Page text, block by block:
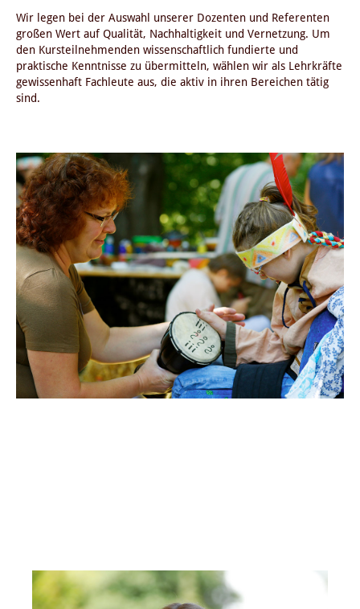
Wir legen bei der Auswahl unserer Dozenten und Referenten
großen Wert auf Qualität, Nachhaltigkeit und Vernetzung. Um
den Kursteilnehmenden wissenschaftlich fundierte und
praktische Kenntnisse zu übermitteln, wählen wir als Lehrkräfte
gewissenhaft Fachleute aus, die aktiv in ihren Bereichen tätig
sind.